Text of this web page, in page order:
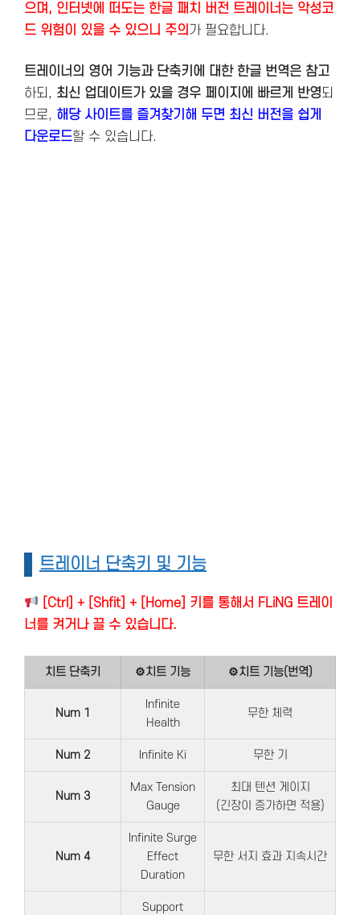
으며, 인터넷에 떠도는 한글 패치 버전 트레이너는 악성코
드 위험이 있을 수 있으니 주의가 필요합니다.
트레이너의 영어 기능과 단축키에 대한 한글 번역은 참고
하되, 최신 업데이트가 있을 경우 페이지에 빠르게 반영되
므로, 해당 사이트를 즐겨찾기해 두면 최신 버전을 쉽게
다운로드할 수 있습니다.
트레이너 단축키 및 기능
[Ctrl] + [Shfit] + [Home] 키를 통해서 FLiNG 트레이
너를 켜거나 끌 수 있습니다.
치트 단축키 ⚙치트 기능 ⚙치트 기능(번역)
Num 1
Infinite
Health
무한 체력
Num 2 Infinite Ki 무한 기
Num 3
Max Tension
Gauge
최대 텐션 게이지
(긴장이 증가하면 적용)
Num 4
Infinite Surge
Effect
Duration
무한 서지 효과 지속시간
Support